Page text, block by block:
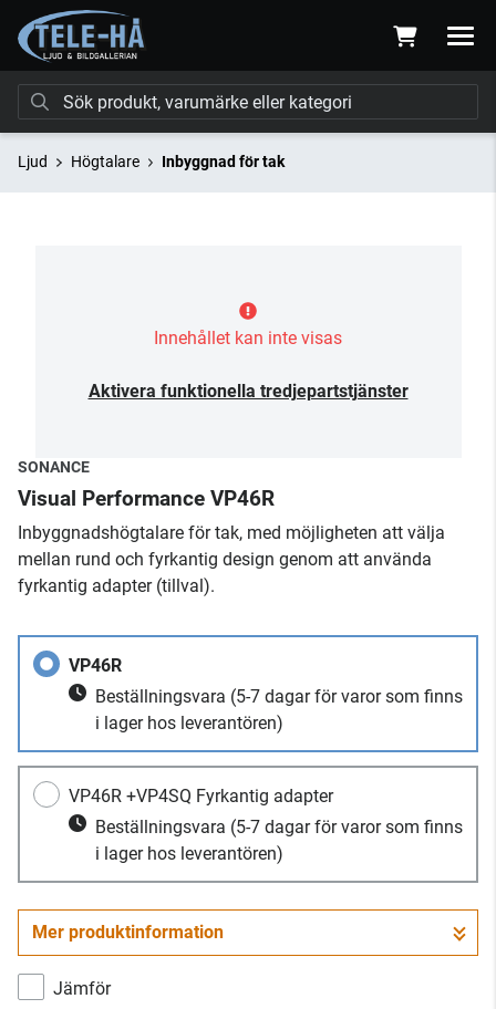
Ljud Högtalare Inbyggnad för tak
Innehållet kan inte visas
Aktivera funktionella tredjepartstjänster
SONANCE
Visual Performance VP46R
Inbyggnadshögtalare för tak, med möjligheten att välja
mellan rund och fyrkantig design genom att använda
fyrkantig adapter (tillval).
VP46R
Beställningsvara (5-7 dagar för varor som finns
i lager hos leverantören)
VP46R +VP4SQ Fyrkantig adapter
Beställningsvara (5-7 dagar för varor som finns
i lager hos leverantören)
Mer produktinformation
Jämför